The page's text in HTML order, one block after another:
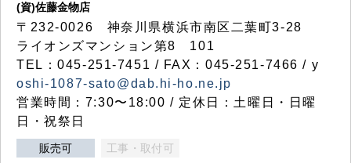
(資)佐藤金物店
〒232-0026 神奈川県横浜市南区二葉町3-28
ライオンズマンション第8 101
TEL：045-251-7451 / FAX：045-251-7466 / y
oshi-1087-sato@dab.hi-ho.ne.jp
営業時間：7:30〜18:00 / 定休日：土曜日・日曜
日・祝祭日
販売可 工事・取付可